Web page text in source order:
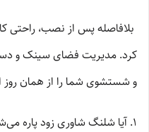
بلافاصله پس از نصب، راحتی
کرد. مدیریت فضای سینک و
و شستشوی شما را از همان
۱. آیا شلنگ شاوری زود پاره